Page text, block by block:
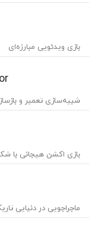
بازی ویدئویی مبارزه‌ای
شبیه‌سازی تعمیر و
بازی اکشن هیجانی با
ماجراجویی در دنیایی